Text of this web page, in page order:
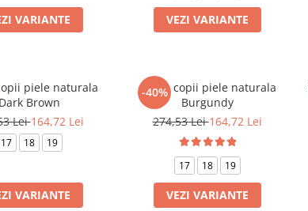
VARIANTE VEZI VARIANTE
piele naturala
Dark Brown
Lei164,72 Lei
17 18 19
VARIANTE
-40%
Ghete copii piele naturala
Burgundy
274,53 Lei164,72 Lei
17 18 19
VEZI VARIANTE